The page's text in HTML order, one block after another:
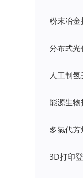
粉末冶金
分布式
人工制
能源生物
多氯代
3D打印